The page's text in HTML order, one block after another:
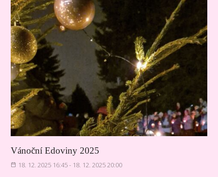
Vánoční Edoviny 2025
18. 12. 2025 16:45 - 18. 12. 2025 20:00